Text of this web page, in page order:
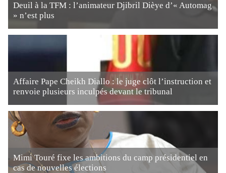
Deuil à la TFM : l’animateur Djibril Dièye d’« Automag
» n’est plus
Affaire Pape Cheikh Diallo : le juge clôt l’instruction et
renvoie plusieurs inculpés devant le tribunal
Mimi Touré fixe les ambitions du camp présidentiel en
cas de nouvelles élections